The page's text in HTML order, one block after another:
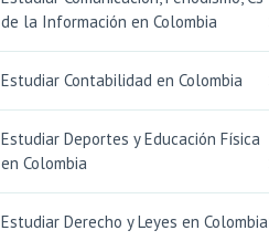
de la Información en Colombia
Estudiar Contabilidad en Colombia
Estudiar Deportes y Educación Física
en Colombia
Estudiar Derecho y Leyes en Colombia